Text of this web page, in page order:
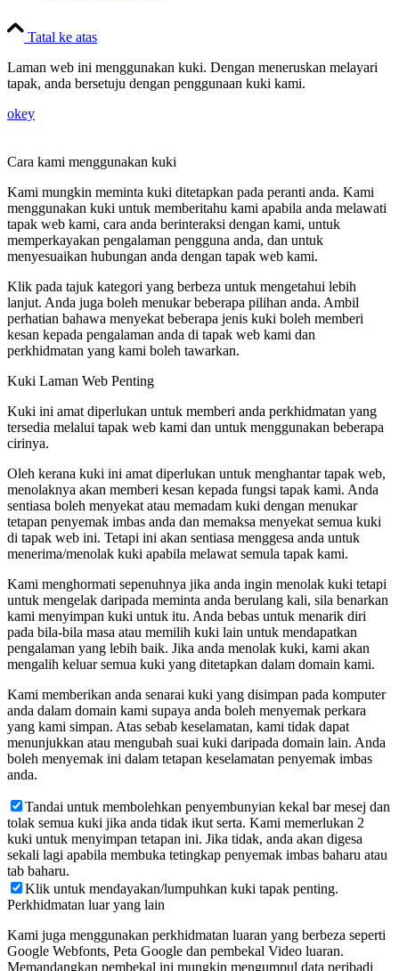
Tatal ke atas
Laman web ini menggunakan kuki. Dengan meneruskan melayari
tapak, anda bersetuju dengan penggunaan kuki kami.
okey
Cara kami menggunakan kuki
Kami mungkin meminta kuki ditetapkan pada peranti anda. Kami
menggunakan kuki untuk memberitahu kami apabila anda melawati
tapak web kami, cara anda berinteraksi dengan kami, untuk
memperkayakan pengalaman pengguna anda, dan untuk
menyesuaikan hubungan anda dengan tapak web kami.
Klik pada tajuk kategori yang berbeza untuk mengetahui lebih
lanjut. Anda juga boleh menukar beberapa pilihan anda. Ambil
perhatian bahawa menyekat beberapa jenis kuki boleh memberi
kesan kepada pengalaman anda di tapak web kami dan
perkhidmatan yang kami boleh tawarkan.
Kuki Laman Web Penting
Kuki ini amat diperlukan untuk memberi anda perkhidmatan yang
tersedia melalui tapak web kami dan untuk menggunakan beberapa
cirinya.
Oleh kerana kuki ini amat diperlukan untuk menghantar tapak web,
menolaknya akan memberi kesan kepada fungsi tapak kami. Anda
sentiasa boleh menyekat atau memadam kuki dengan menukar
tetapan penyemak imbas anda dan memaksa menyekat semua kuki
di tapak web ini. Tetapi ini akan sentiasa menggesa anda untuk
menerima/menolak kuki apabila melawat semula tapak kami.
Kami menghormati sepenuhnya jika anda ingin menolak kuki tetapi
untuk mengelak daripada meminta anda berulang kali, sila benarkan
kami menyimpan kuki untuk itu. Anda bebas untuk menarik diri
pada bila-bila masa atau memilih kuki lain untuk mendapatkan
pengalaman yang lebih baik. Jika anda menolak kuki, kami akan
mengalih keluar semua kuki yang ditetapkan dalam domain kami.
Kami memberikan anda senarai kuki yang disimpan pada komputer
anda dalam domain kami supaya anda boleh menyemak perkara
yang kami simpan. Atas sebab keselamatan, kami tidak dapat
menunjukkan atau mengubah suai kuki daripada domain lain. Anda
boleh menyemak ini dalam tetapan keselamatan penyemak imbas
anda.
Tandai untuk membolehkan penyembunyian kekal bar mesej dan
tolak semua kuki jika anda tidak ikut serta. Kami memerlukan 2
kuki untuk menyimpan tetapan ini. Jika tidak, anda akan digesa
sekali lagi apabila membuka tetingkap penyemak imbas baharu atau
tab baharu.
Klik untuk mendayakan/lumpuhkan kuki tapak penting.
Perkhidmatan luar yang lain
Kami juga menggunakan perkhidmatan luaran yang berbeza seperti
Google Webfonts, Peta Google dan pembekal Video luaran.
Memandangkan pembekal ini mungkin mengumpul data peribadi